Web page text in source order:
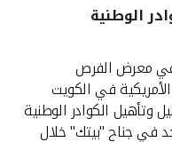
الوطنية
في معرض الفرص
في الكويت
الكوادر الوطنية
في جناح "بيتك" خلال